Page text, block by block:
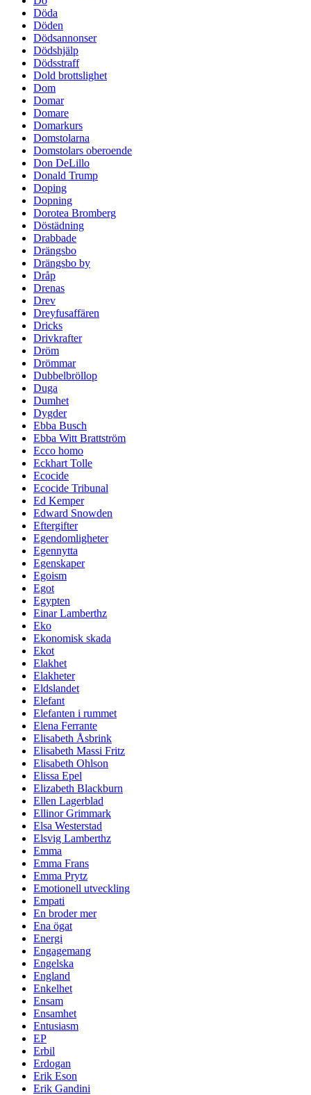
Döda
Döden
Dödsannonser
Dödshjälp
Dödsstraff
Dold brottslighet
Dom
Domar
Domare
Domarkurs
Domstolarna
Domstolars oberoende
Don DeLillo
Donald Trump
Doping
Dopning
Dorotea Bromberg
Döstädning
Drabbade
Drängsbo
Drängsbo by
Dråp
Drenas
Drev
Dreyfusaffären
Dricks
Drivkrafter
Dröm
Drömmar
Dubbelbröllop
Duga
Dumhet
Dygder
Ebba Busch
Ebba Witt Brattström
Ecco homo
Eckhart Tolle
Ecocide
Ecocide Tribunal
Ed Kemper
Edward Snowden
Eftergifter
Egendomligheter
Egennytta
Egenskaper
Egoism
Egot
Egypten
Einar Lamberthz
Eko
Ekonomisk skada
Ekot
Elakhet
Elakheter
Eldslandet
Elefant
Elefanten i rummet
Elena Ferrante
Elisabeth Åsbrink
Elisabeth Massi Fritz
Elisabeth Ohlson
Elissa Epel
Elizabeth Blackburn
Ellen Lagerblad
Ellinor Grimmark
Elsa Westerstad
Elsvig Lamberthz
Emma
Emma Frans
Emma Prytz
Emotionell utveckling
Empati
En broder mer
Ena ögat
Energi
Engagemang
Engelska
England
Enkelhet
Ensam
Ensamhet
Entusiasm
EP
Erbil
Erdogan
Erik Eson
Erik Gandini